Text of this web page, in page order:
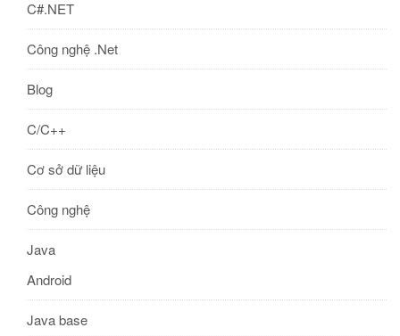
C#.NET
Công nghệ .Net
Blog
C/C++
Cơ sở dữ liệu
Công nghệ
Java
Android
Java base